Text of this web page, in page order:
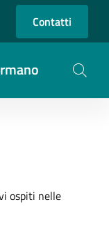
Contatti
ospiti nelle